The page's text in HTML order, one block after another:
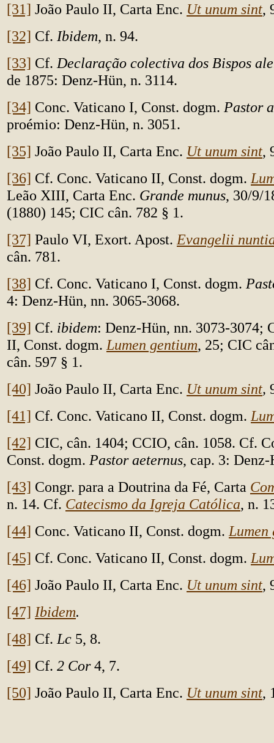
[31] João Paulo II, Carta Enc. Ut unum sint,
[32] Cf. Ibidem, n. 94.
[33] Cf. Declaração colectiva dos Bispos
de 1875: Denz-Hün, n. 3114.
[34] Conc. Vaticano I, Const. dogm. Pastor
proémio: Denz-Hün, n. 3051.
[35] João Paulo II, Carta Enc. Ut unum sint,
[36] Cf. Conc. Vaticano II, Const. dogm.
Leão XIII, Carta Enc. Grande munus, 30/9/
(1880) 145; CIC cân. 782 § 1.
[37] Paulo VI, Exort. Apost. Evangelii
cân. 781.
[38] Cf. Conc. Vaticano I, Const. dogm.
4: Denz-Hün, nn. 3065-3068.
[39] Cf. ibidem: Denz-Hün, nn. 3073-3074;
II, Const. dogm. Lumen gentium, 25; CIC
cân. 597 § 1.
[40] João Paulo II, Carta Enc. Ut unum sint,
[41] Cf. Conc. Vaticano II, Const. dogm.
[42] CIC, cân. 1404; CCIO, cân. 1058. Cf.
Const. dogm. Pastor aeternus, cap. 3:
[43] Congr. para a Doutrina da Fé, Carta
n. 14. Cf. Catecismo da Igreja Católica, n.
[44] Conc. Vaticano II, Const. dogm. Lumen
[45] Cf. Conc. Vaticano II, Const. dogm.
[46] João Paulo II, Carta Enc. Ut unum sint,
[47] Ibidem.
[48] Cf. Lc 5, 8.
[49] Cf. 2 Cor4, 7.
[50] João Paulo II, Carta Enc. Ut unum sint,